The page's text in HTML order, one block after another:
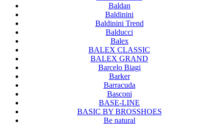
Baldan
Baldinini
Baldinini Trend
Balducci
Balex
BALEX CLASSIC
BALEX GRAND
Barcelo Biagi
Barker
Barracuda
Basconi
BASE-LINE
BASIC BY BROSSHOES
Be natural